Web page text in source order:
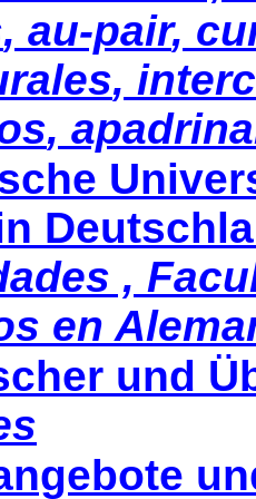
, au-pair,
,
,
,
en
und